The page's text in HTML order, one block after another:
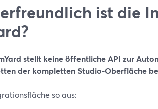
ist die
stellt keine öffentliche API zur
der kompletten Studio-Oberfläche
so aus: